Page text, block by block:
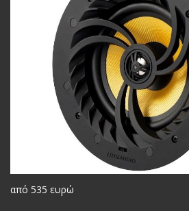
από 535 ευρώ